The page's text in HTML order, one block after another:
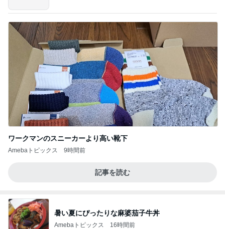
ワークマンのスニーカーより高い靴下
Amebaトピックス 9時間前
記事を読む
暑い夏にぴったりな麻婆茄子牛丼
Amebaトピックス 16時間前